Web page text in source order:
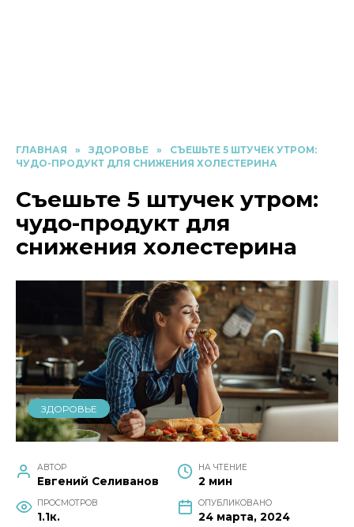
ГЛАВНАЯ » ЗДОРОВЬЕ »
СЪЕШЬТЕ 5 ШТУЧЕК УТРОМ:
ЧУДО-ПРОДУКТ ДЛЯ СНИЖЕНИЯ ХОЛЕСТЕРИНА
Съешьте 5 штучек утром:
чудо-продукт для
снижения холестерина
ЗДОРОВЬЕ
АВТОР
Евгений Селиванов
НА ЧТЕНИЕ
2 мин
ПРОСМОТРОВ
1.1к.
ОПУБЛИКОВАНО
24 марта, 2024